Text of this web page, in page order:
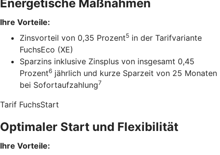
Energetische Maßnahmen
Ihre Vorteile:
Zinsvorteil von 0,35 Prozent5 in der Tarifvariante
FuchsEco (XE)
Sparzins inklusive Zinsplus von insgesamt 0,45
Prozent6 jährlich und kurze Sparzeit von 25 Monaten
bei Sofortaufzahlung7
Tarif FuchsStart
Optimaler Start und Flexibilität
Ihre Vorteile: